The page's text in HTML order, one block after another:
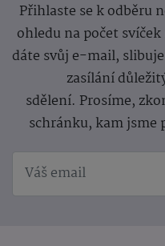
Přihlaste se k odběru
ohledu na počet
dáte svůj e-mail,
zasílání
sdělení. Prosíme,
schránku, kam